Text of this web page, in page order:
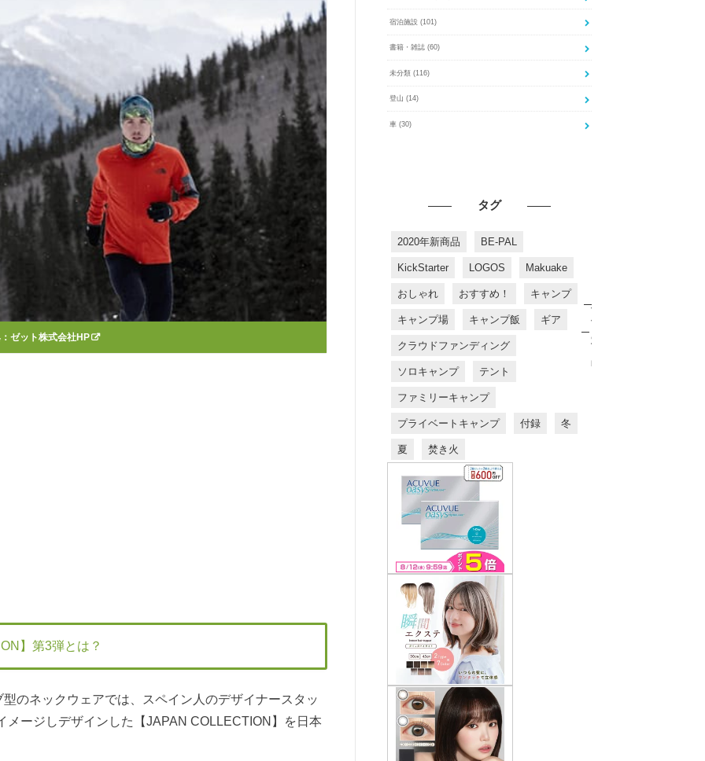
ゼット株式会社HP
】第3弾とは？
のネックウェアでは、スペイン人のデザイナースタッ
ージしデザインした【JAPAN COLLECTION】を日本
宿泊施設 (101)
書籍・雑誌 (60)
未分類 (116)
登山 (14)
車 (30)
タグ
2020年新商品 BE-PAL
KickStarter LOGOS Makuake
おしゃれ おすすめ！ キャンプ
キャンプ場 キャンプ飯 ギア
クラウドファンディング
ソロキャンプ テント
ファミリーキャンプ
プライベートキャンプ 付録 冬
夏 焚き火
す
す
め
商
品